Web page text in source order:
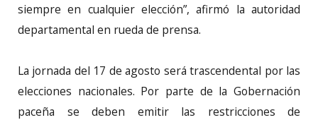
siempre en cualquier elección”, afirmó la autoridad
departamental en rueda de prensa.
La jornada del 17 de agosto será trascendental por las
elecciones nacionales. Por parte de la Gobernación
paceña se deben emitir las restricciones de